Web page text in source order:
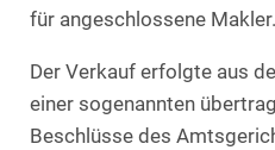
für angeschlossene Makler.
Der Verkauf erfolgte aus
einer sogenannten
Beschlüsse des